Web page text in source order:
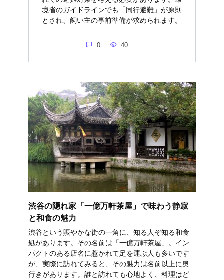
境省のガイドラインでも「同行避難」が原則
とされ、飼い主の事前準備が求められます。
0 40
渋谷の隠れ家「一億万軒茶屋」で味わう静寂
と和食の魅力
渋谷という賑やかな街の一角に、知る人ぞ知る和食
処があります。その名前は「一億万軒茶屋」。イン
パクトのある店名に惹かれて足を運ぶ人も多いです
が、実際に訪れてみると、その魅力は名前以上に奥
行きがあります。誰と訪れても心地よく、料理はど